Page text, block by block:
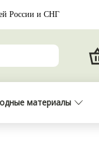
России и СНГ
материалы